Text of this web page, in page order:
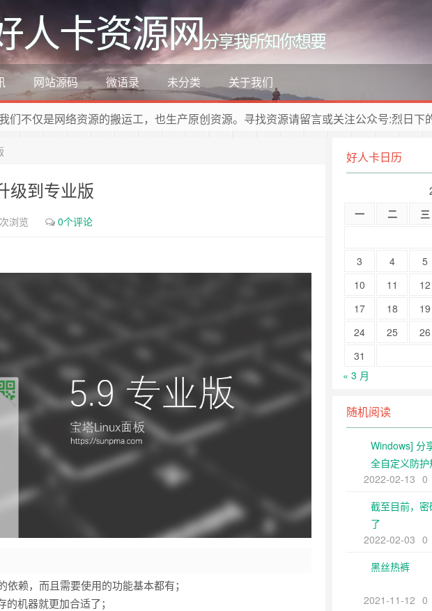
人卡资源网分享我所知你想要
网站源码 微语录 未分类 关于我们
们不仅是网络资源的搬运工，也生产原创资源。寻找资源请留言或关注公众号:烈日下
级到专业版
浏览 0个评论
赖，而且需要使用的功能基本都有；
机器就更加合适了；
好人卡日历
一 二 三
3
4 5
10
11 12
17
18 19
24
25 26
31
« 3 月
随机阅读
Windows] 分
全自定义防
2022-02-13 0
截至目前，
了
2022-02-03 0
黑丝热裤
2021-11-12 0